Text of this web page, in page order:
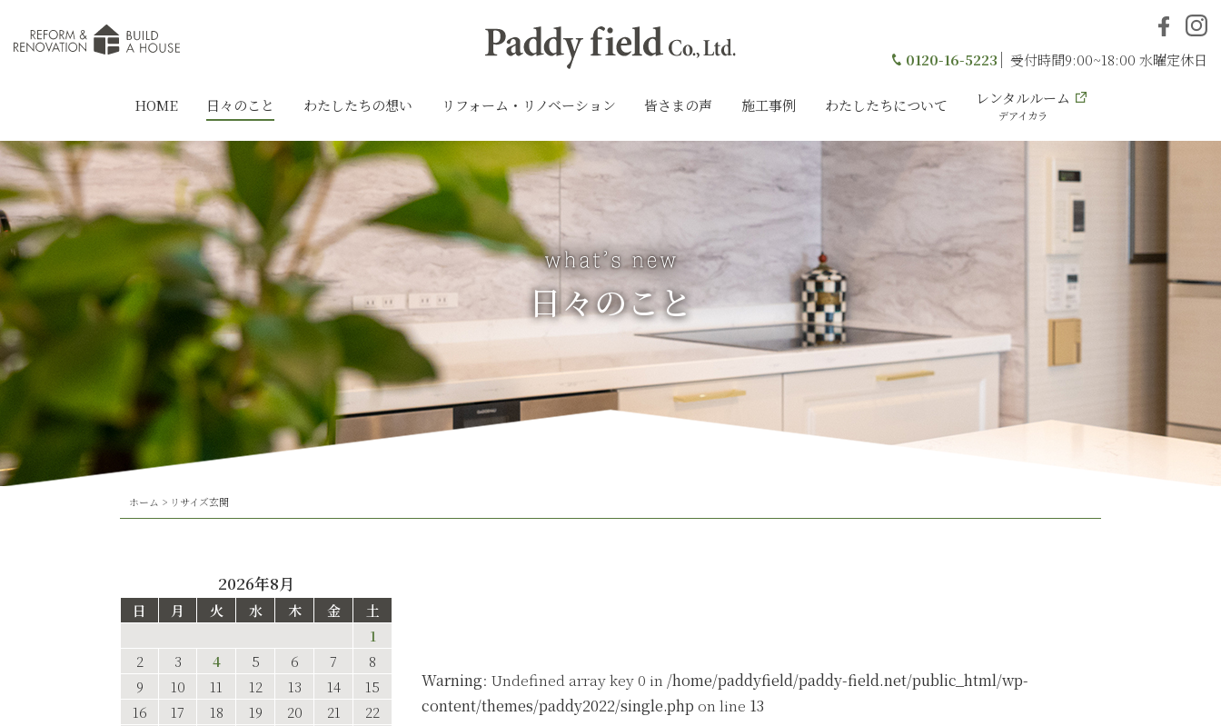
0120-16-5223 受付時間9:00~18:00 水曜定休日
HOME 日々のこと わたしたちの想い リフォーム・リノベーション 皆さまの声 施工事例 わたしたちについて レンタルルーム
デアイカラ
日々のこと
ホーム > リサイズ玄関
Warning: Undefined array key 0 in /home/paddyfield/paddy-field.net/public_html/wp-
content/themes/paddy2022/single.php on line 13
2026年8月
日 月 火 水 木 金
土
1
2
3 4 5 6 7
8
9
10 11 12 13 14
15
16
17 18 19 20 21
22